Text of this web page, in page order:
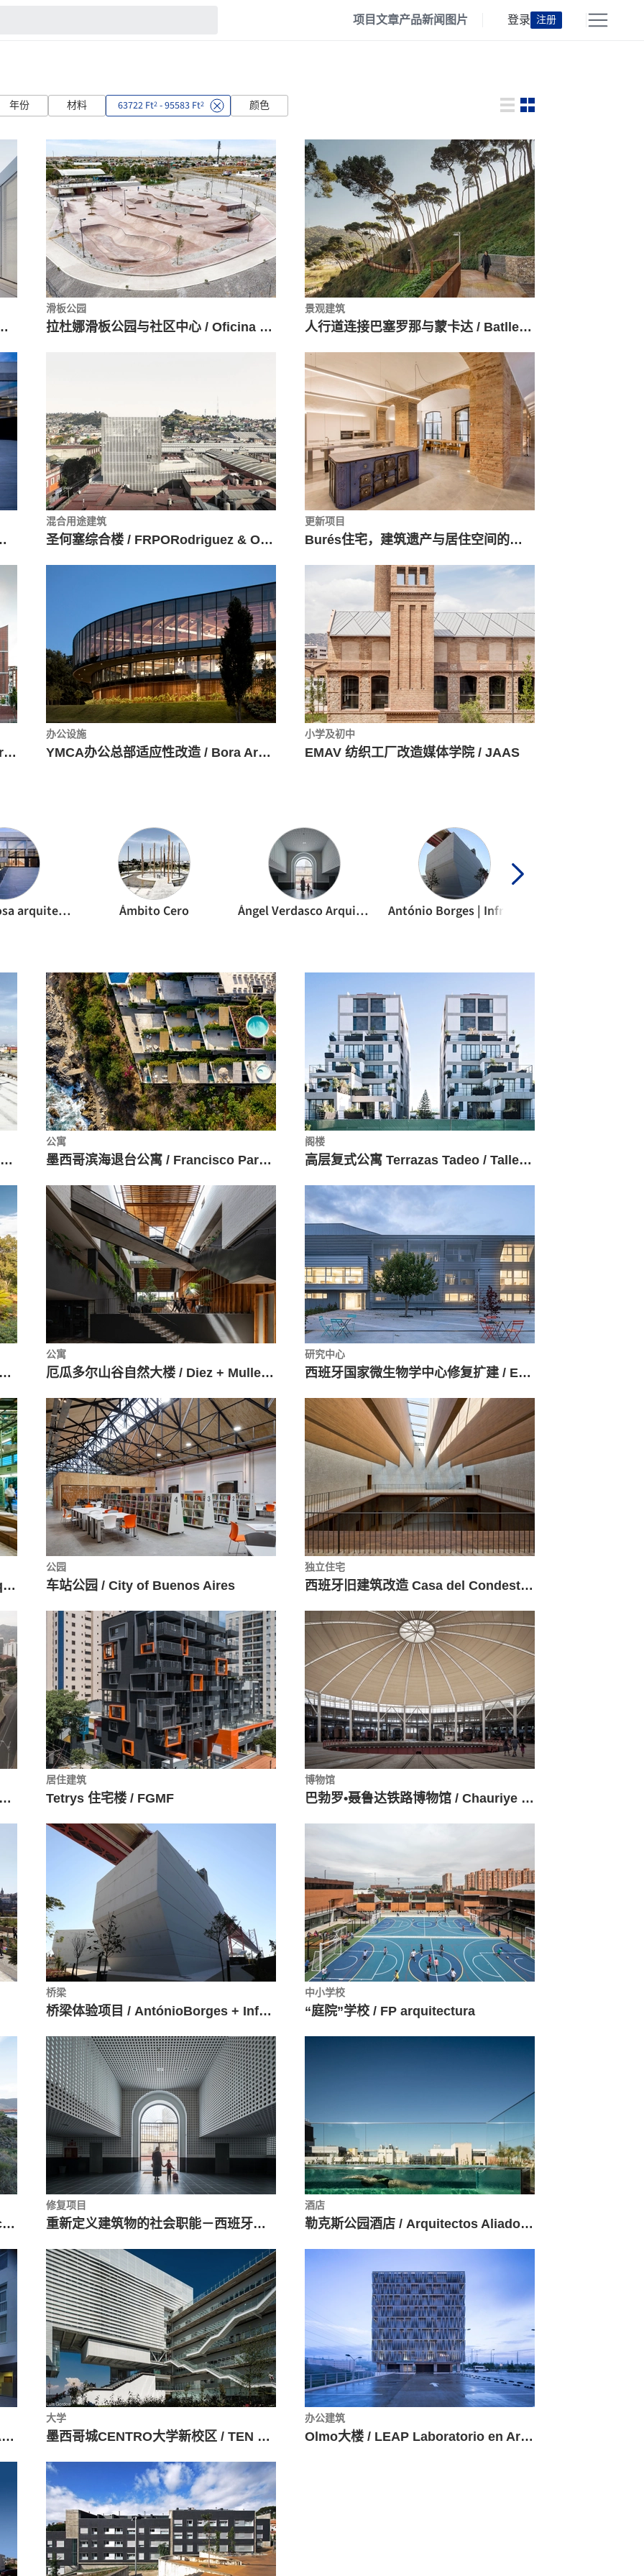
项目文章产品新闻 图片 登录 注册
年份 材料 63722 Ft2 - 95583 Ft2 颜色
González | eGa
滑板公园
拉杜娜滑板公园与社区中心 / Oficina de VinculaciónUNAM + Valia Wright + Eduardo Peón + Elías Group
景观建筑
人行道连接巴塞罗那与蒙卡达 / Batlleiroig
混凝土结构
混合用途建筑
圣何塞综合楼 / FRPORodriguez & Oriol
更新项目
Burés住宅，建筑遗产与居住空间的叠加 / TdB Arquitectura + Estudio Vilablanch
巴塞罗那社区体育中心Camp del Ferro / AIA + Barceló Balanzó Arquitectes + Gustau Gili Galfetti
办公设施
YMCA办公总部适应性改造 / Bora Architects + LEVER Architecture
小学及初中
EMAV 纺织工厂改造媒体学院 / JAAS
Alonso + Sosa arquitectos Ámbito Cero Ángel Verdasco Arquitectos
超高装置：垂直的“她”使我们停驻 / Fernando Prats + Ámbito Cero + elton_léniz + Cruz-Mandiola
公寓
墨西哥滨海退台公寓 / Francisco Pardo Arquitecto
阁楼
高层复式公寓 Terrazas Tadeo / Taller Eduardo Audirac + Enrique Ramon Ríos
浸式景观 / Taller de Arquitectura X / Alberto Kalach + Iván Ramírez
公寓
厄瓜多尔山谷自然大楼 / Diez + Muller Arquitectos
研究中心
西班牙国家微生物学中心修复扩建 / Enrique Fombella Guillem + Marta Pastor Estébanez
巴西社区活动中心 SESC / Teuba Arquitetura e Urbanismo
公园
车站公园 / City of Buenos Aires
独立住宅
西班牙旧建筑改造 Casa del Condestable / Tabuenca & Leache, Arquitectos
培训中心／JUMPArquitectos
居住建筑
Tetrys 住宅楼 / FGMF
博物馆
巴勃罗•聂鲁达铁路博物馆 / Chauriye Stäger Arquitectos
桥梁
桥梁体验项目 / AntónioBorges + Infraestruturas de Portugal + IP Património
中小学校
“庭院”学校 / FP arquitectura
普拉森西亚礼堂和会议中心 / Selgascano
修复项目
重新定义建筑物的社会职能－西班牙小城中央市场改造 / Ángel Verdasco Arquitectos
酒店
勒克斯公园酒店 / Arquitectos Aliados + PROMONTORIO
路易莎公主医院 / Miguel Blázquez Arquitectos
大学
墨西哥城CENTRO大学新校区 / TEN 建筑事务所
办公建筑
Olmo大楼 / LEAP Laboratorio en Arquitectura Progresiva